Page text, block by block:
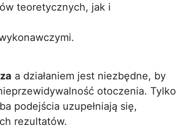
teoretycznych, jak i
a działaniem jest niezbędne, by
otoczenia. Tylko
podejścia uzupełniają się,
rezultatów.